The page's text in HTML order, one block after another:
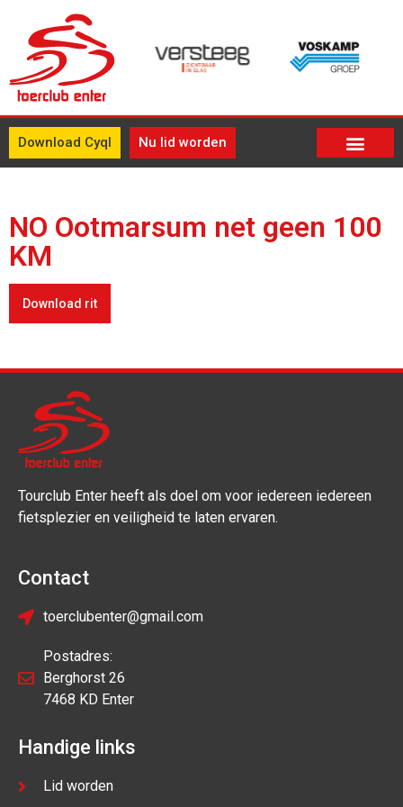
Download Cyql Nu lid worden
NO Ootmarsum net geen 100
KM
Download rit
Tourclub Enter heeft als doel om voor iedereen iedereen
fietsplezier en veiligheid te laten ervaren.
Contact
toerclubenter@gmail.com
Postadres:
Berghorst 26
7468 KD Enter
Handige links
Lid worden